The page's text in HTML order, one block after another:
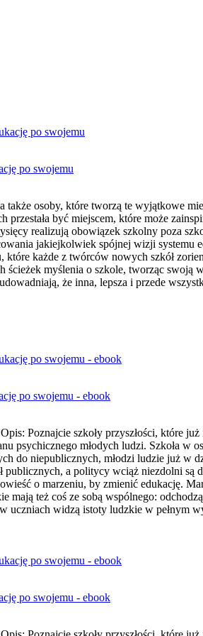
po swojemu
także osoby, które tworzą te wyjątkowe
przestała być miejscem, które może
realizują obowiązek szkolny poza
jakiejkolwiek spójnej wizji
każde z twórców nowych szkół
ścieżek myślenia o szkole, tworząc
że inna, lepsza i przede
po swojemu - ebook
Opis: Poznajcie szkoły przyszłości, które
psychicznego młodych ludzi. Szkoła w
do niepublicznych, młodzi ludzie już w
publicznych, a politycy wciąż niezdolni
o marzeniu, by zmienić edukację.
mają też coś ze sobą wspólnego:
uczniach widzą istoty ludzkie w
po swojemu - ebook